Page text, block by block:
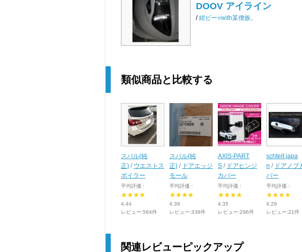
DOOV アイライン
/紺ビー○with某僧族。
類似商品と比較する
スバル(純
正) / ウエストス
ポイラー
平均評価 :
★★★★
4.44
レビュー:564件
スバル(純
正) / ドアエッジ
モール
平均評価 :
★★★★
4.39
レビュー:338件
AXIS-PART
S / ドアヒンジ
カバー
平均評価 :
★★★★
4.35
レビュー:296件
schtelt japa
n / ドアノブ
バー
平均評価 :
★★★★
4.29
レビュー:21件
関連レビューピックアップ